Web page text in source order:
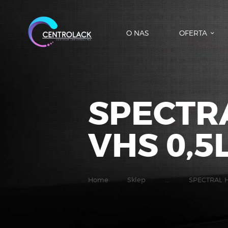
O NAS OFERTA
VHS
Home Sklep ... SPECTRAL